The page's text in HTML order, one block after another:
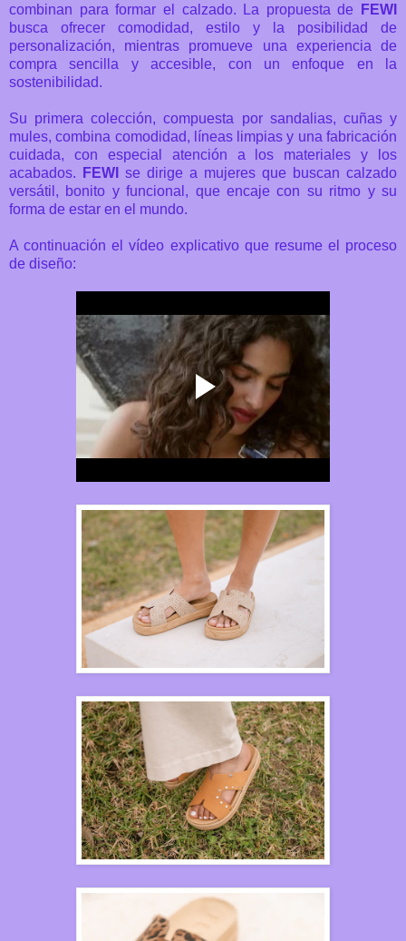
combinan para formar el calzado. La propuesta de
FEWI
busca ofrecer comodidad, estilo y la posibilidad de
personalización, mientras promueve una experiencia de
compra sencilla y accesible, con un enfoque en la
sostenibilidad.
Su primera colección, compuesta por sandalias, cuñas y
mules, combina comodidad, líneas limpias y una fabricación
cuidada, con especial atención a los materiales y los
acabados.
FEWI se dirige a mujeres que buscan calzado
versátil, bonito y funcional, que encaje con su ritmo y su
forma de estar en el mundo.
A continuación el vídeo explicativo que resume el proceso
de diseño: